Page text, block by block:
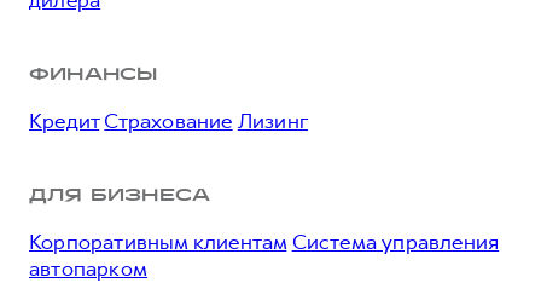
ФИНАНСЫ
Кредит Страхование Лизинг
ДЛЯ БИЗНЕСА
Корпоративным клиентам Система управления
автопарком